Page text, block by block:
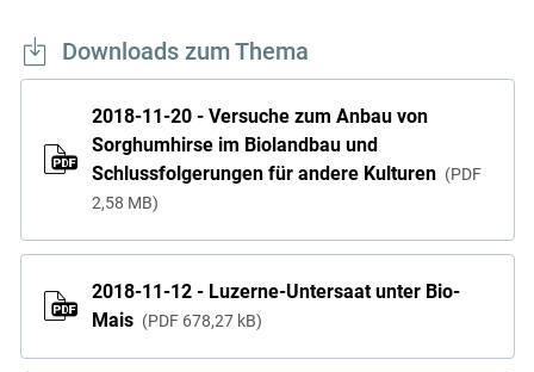
Downloads zum Thema
2018-11-20 - Versuche zum Anbau von
Sorghumhirse im Biolandbau und
Schlussfolgerungen für andere Kulturen
PDF
2,58 MB
2018-11-12 - Luzerne-Untersaat unter Bio-
Mais
PDF 678,27 kB